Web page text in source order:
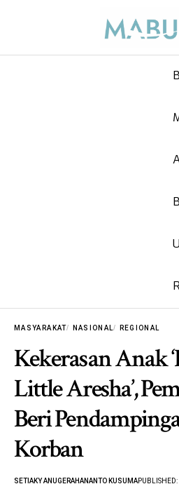
MASYARAKAT NASIONAL REGIONAL
Kekerasan Anak
Little Aresha’,
Beri
Korban
SETIAKY ANUGERAHANANTO KUSUMA